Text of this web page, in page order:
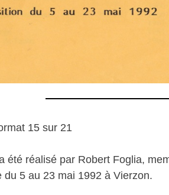
15 sur 21
été réalisé par Robert Foglia,
du 5 au 23 mai 1992 à Vierzon.